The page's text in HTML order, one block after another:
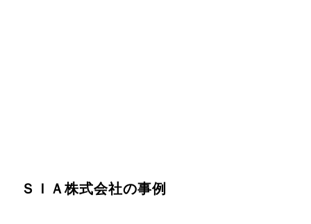
ＳＩＡ株式会社の事例